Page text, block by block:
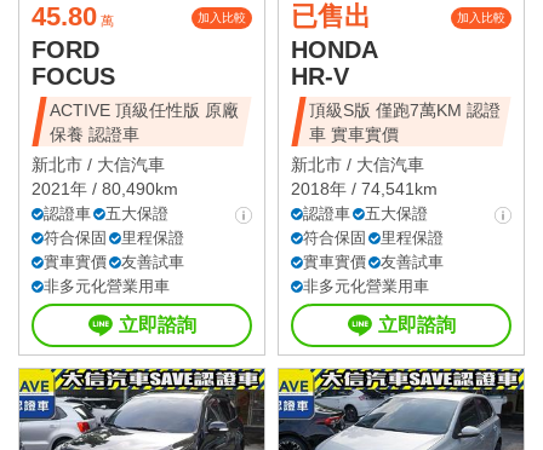
45.80 萬 加入比較
FORD
FOCUS
ACTIVE 頂級任性版 原廠
保養 認證車
新北市 / 大信汽車
2021年 / 80,490km
認證車
五大保證
符合保固
里程保證
實車實價
友善試車
非多元化營業用車
立即諮詢
已售出 加入比較
HONDA
HR-V
頂級S版 僅跑7萬KM 認證
車 實車實價
新北市 / 大信汽車
2018年 / 74,541km
認證車
五大保證
符合保固
里程保證
實車實價
友善試車
非多元化營業用車
立即諮詢